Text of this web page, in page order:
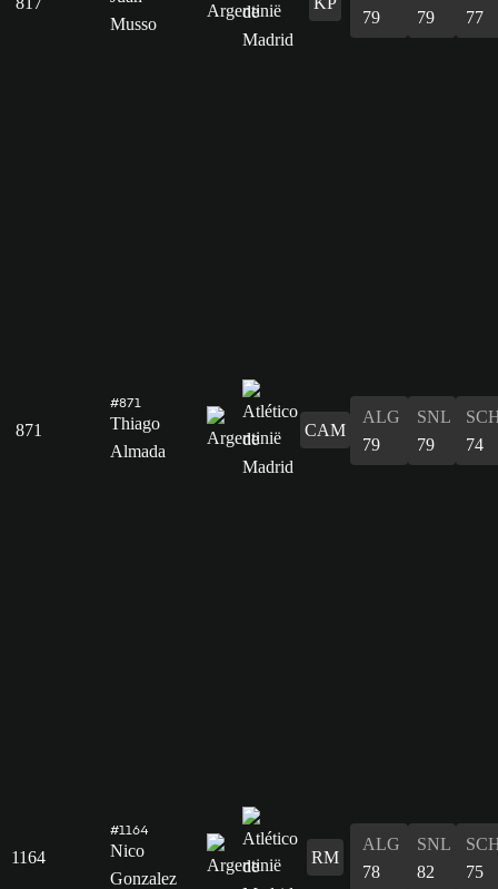
Musso
79
79
77
871
#871
Thiago
Almada
CAM
ALG
79
SNL
79
74
1164
#1164
Nico
Gonzalez
RM
ALG
78
SNL
82
75